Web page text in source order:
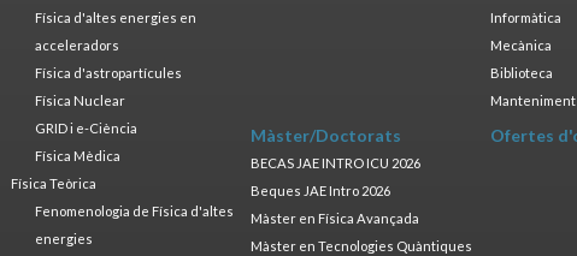
Física d'altes energies en
acceleradors
Física d'astropartícules
Física Nuclear
GRID i e-Ciència
Física Mèdica
Física Teòrica
Fenomenologia de Física d'altes
energies
Informàtica
Mecànica
Biblioteca
Manteniment
Màster/Doctorats
BECAS JAE INTRO ICU 2026
Beques JAE Intro 2026
Màster en Física Avançada
Màster en Tecnologies Quàntiques
Ofertes